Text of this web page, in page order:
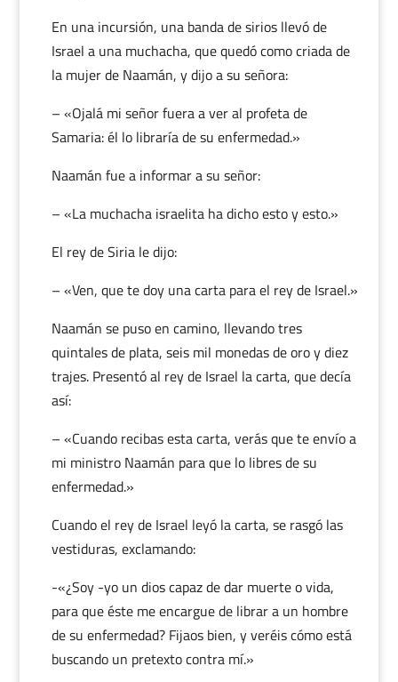
En una incursión, una banda de sirios llevó de
Israel a una muchacha, que quedó como criada de
la mujer de Naamán, y dijo a su señora:
– «Ojalá mi señor fuera a ver al profeta de
Samaria: él lo libraría de su enfermedad.»
Naamán fue a informar a su señor:
– «La muchacha israelita ha dicho esto y esto.»
El rey de Siria le dijo:
– «Ven, que te doy una carta para el rey de Israel.»
Naamán se puso en camino, llevando tres
quintales de plata, seis mil monedas de oro y diez
trajes. Presentó al rey de Israel la carta, que decía
así:
– «Cuando recibas esta carta, verás que te envío a
mi ministro Naamán para que lo libres de su
enfermedad.»
Cuando el rey de Israel leyó la carta, se rasgó las
vestiduras, exclamando:
-«¿Soy -yo un dios capaz de dar muerte o vida,
para que éste me encargue de librar a un hombre
de su enfermedad? Fijaos bien, y veréis cómo está
buscando un pretexto contra mí.»